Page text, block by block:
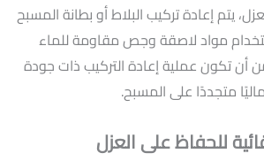
يتم إعادة تركيب البلاط أو بطانة المسبح
مواد لاصقة وجص مقاومة للماء
أن تكون عملية إعادة التركيب ذات جودة
متجددًا على المسبح.